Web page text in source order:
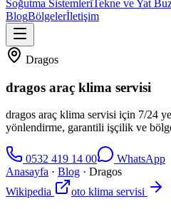
Soğutma SistemleriTekne ve Yat
BlogBölgelerİletişim
Dragos
dragos araç klima servisi
dragos araç klima servisi için 7/24
yönlendirme, garantili işçilik ve
0532 419 14 00
WhatsApp
Anasayfa · Blog · Dragos
Wikipedia
oto klima servisi